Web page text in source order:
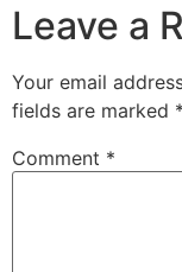
Leave a
Your email
fields are marked *
Comment *